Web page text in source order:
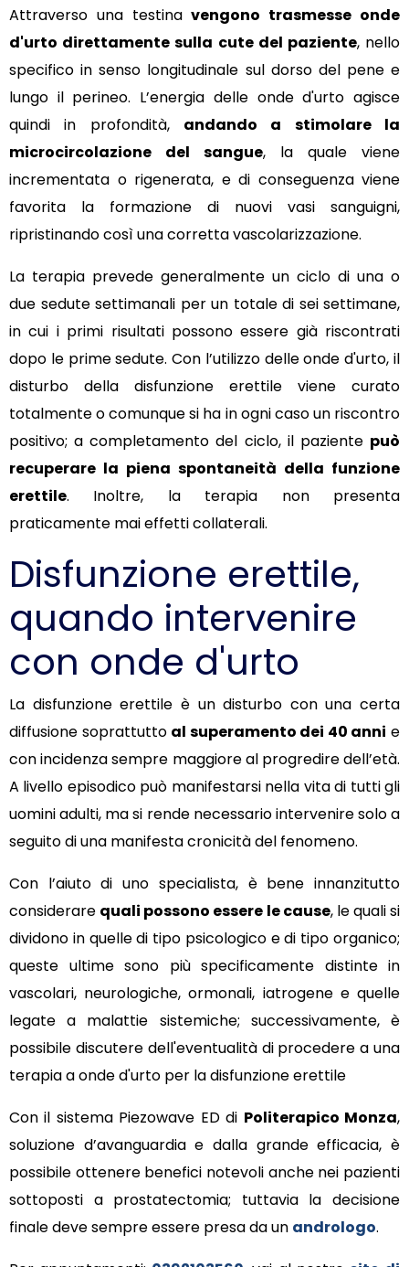
Attraverso una testinavengono trasmesse onde
d'urto direttamente sulla cute del paziente, nello
specifico in senso longitudinale sul dorso del pene e
lungo il perineo. L’energia delle onde d'urto agisce
quindi in profondità, andando a stimolare la
microcircolazione del sangue, la quale viene
incrementata o rigenerata, e di conseguenza viene
favorita la formazione di nuovi vasi sanguigni,
ripristinando così una corretta vascolarizzazione.
La terapia prevede generalmente un ciclo di una o
due sedute settimanali per un totale di sei settimane,
in cui i primi risultati possono essere già riscontrati
dopo le prime sedute. Con l’utilizzo delle onde d'urto, il
disturbo della disfunzione erettile viene curato
totalmente o comunque si ha in ogni caso un riscontro
positivo; a completamento del ciclo, il paziente può
recuperare la piena spontaneità della funzione
erettile. Inoltre, la terapia non presenta
praticamente mai effetti collaterali.
Disfunzione erettile,
quando intervenire
con onde d'urto
La disfunzione erettile è un disturbo con una certa
diffusione soprattutto al superamento dei 40 anni e
con incidenza sempre maggiore al progredire dell’età.
A livello episodico può manifestarsi nella vita di tutti gli
uomini adulti, ma si rende necessario intervenire solo a
seguito di una manifesta cronicità del fenomeno.
Con l’aiuto di uno specialista, è bene innanzitutto
considerare quali possono essere le cause, le quali si
dividono in quelle di tipo psicologico e di tipo organico;
queste ultime sono più specificamente distinte in
vascolari, neurologiche, ormonali, iatrogene e quelle
legate a malattie sistemiche; successivamente, è
possibile discutere dell'eventualità di procedere a una
terapia a onde d'urto per la disfunzione erettile
Con il sistema Piezowave ED di Politerapico Monza,
soluzione d’avanguardia e dalla grande efficacia, è
possibile ottenere benefici notevoli anche nei pazienti
sottoposti a prostatectomia; tuttavia la decisione
finale deve sempre essere presa da un andrologo.